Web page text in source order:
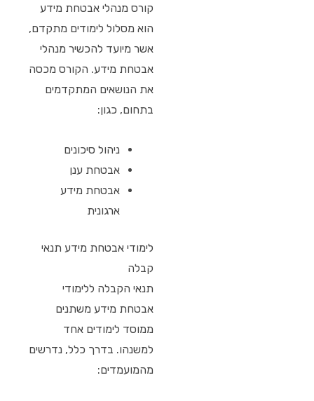
קורס מנהלי אבטחת מידע
הוא מסלול לימודים מתקדם,
אשר מיועד להכשיר מנהלי
אבטחת מידע. הקורס מכסה
את הנושאים המתקדמים
בתחום, כגון:
ניהול סיכונים
אבטחת ענן
אבטחת מידע
ארגונית
לימודי אבטחת מידע תנאי
קבלה
תנאי הקבלה ללימודי
אבטחת מידע משתנים
ממוסד לימודים אחד
למשנהו. בדרך כלל, נדרשים
מהמועמדים: